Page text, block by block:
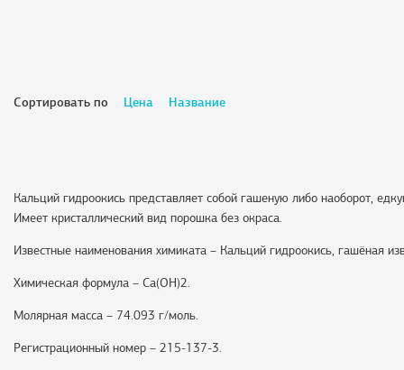
Сортировать по Цена Название
Кальций гидроокись представляет собой гашеную либо наоборот,
Имеет кристаллический вид порошка без окраса.
Известные наименования химиката – Кальций гидроокись, гашёная
Химическая формула – Ca(OH)2.
Молярная масса – 74.093 г/моль.
Регистрационный номер – 215-137-3.